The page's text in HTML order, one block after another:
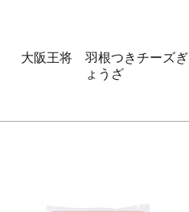
大阪王将 羽根つきチーズぎ
ょうざ